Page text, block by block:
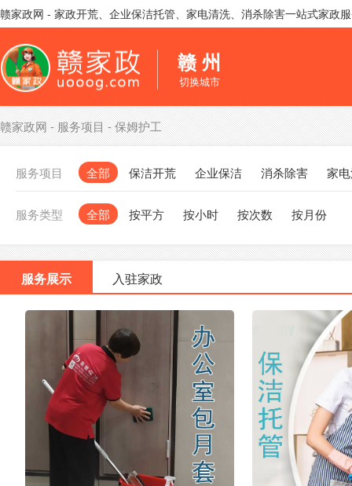
赣家政网 - 家政开荒、企业保洁托管、家电清洗、消杀除害一站式家政
赣 州
切换城市
赣家政网-服务项目-保姆护工
服务项目 全部 保洁开荒 企业保洁 消杀除害 家
服务类型 全部 按平方 按小时 按次数 按月份
服务展示 入驻家政